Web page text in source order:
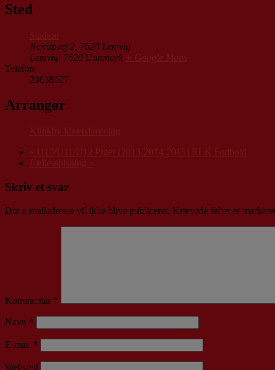
Sted
Nejrupvej 2, 7620 Lemvig
Lemvig 7620 Danmark
Telefon:
29638527
Arrangør
Skriv et svar
Din e-mailadresse vil ikke blive publiceret. Krævede felter er
Kommentar *
Navn *
E-mail *
Websted